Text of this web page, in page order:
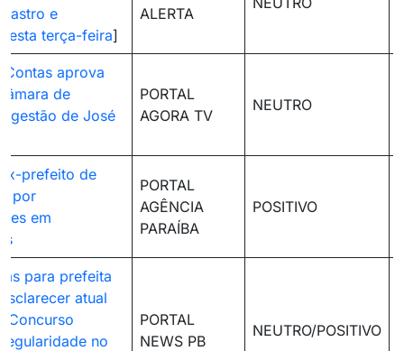
e
terça-feira]
ALERTA
aprova
de
gestão de José
PORTAL
AGORA TV
NEUTRO
prefeito de
por
em
PORTAL
AGÊNCIA
PARAÍBA
POSITIVO
para prefeita
atual
Concurso
no
PORTAL
NEWS PB
NEUTRO/POSITIVO